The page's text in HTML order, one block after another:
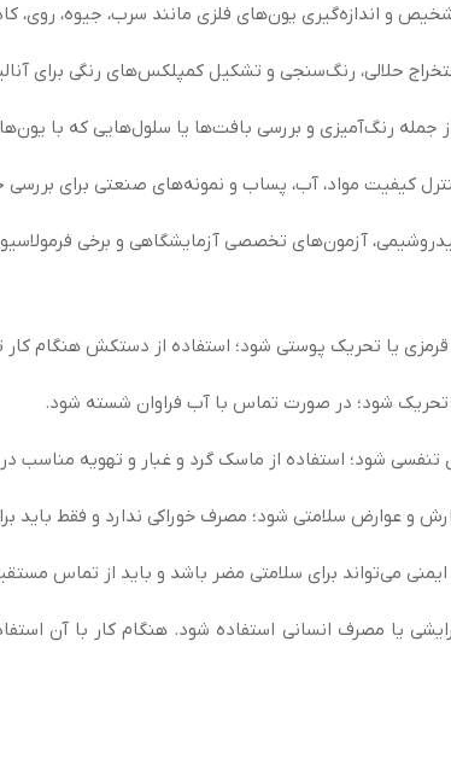
و اندازه‌گیری یون‌های فلزی مانند سرب، جیوه، روی،
حلالی، رنگ‌سنجی و تشکیل کمپلکس‌های رنگی برای
جمله رنگ‌آمیزی و بررسی بافت‌ها یا سلول‌هایی که با
کیفیت مواد، آب، پساب و نمونه‌های صنعتی برای بررسی
آزمون‌های تخصصی آزمایشگاهی و برخی
یا تحریک پوستی شود؛ استفاده از دستکش هنگام
شود؛ در صورت تماس با آب فراوان شسته شود.
شود؛ استفاده از ماسک گرد و غبار و تهویه
و عوارض سلامتی شود؛ مصرف خوراکی ندارد و فقط باید
می‌تواند برای سلامتی مضر باشد و باید از تماس
یا مصرف انسانی استفاده شود. هنگام کار با آن